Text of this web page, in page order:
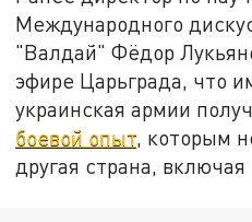
Международного
"Валдай" Фёдор
эфире Царьграда, что
украинская армии
боевой опыт, которым
другая страна,